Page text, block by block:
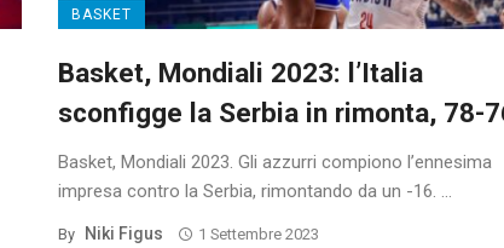
BASKET
Basket, Mondiali 2023: l’Italia
sconfigge la Serbia in rimonta, 78-
Basket, Mondiali 2023. Gli azzurri compiono l’ennesima
impresa contro la Serbia, rimontando da un -16. ...
By Niki Figus 1 Settembre 2023